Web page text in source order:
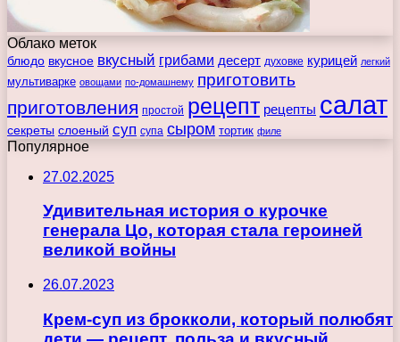
Облако меток
блюдо вкусное вкусный грибами десерт духовке курицей легкий
мультиварке овощами по-домашнему приготовить
приготовления простой рецепт рецепты салат
секреты слоеный суп супа сыром тортик филе
Популярное
27.02.2025
Удивительная история о курочке
генерала Цо, которая стала героиней
великой войны
26.07.2023
Крем-суп из брокколи, который полюбят